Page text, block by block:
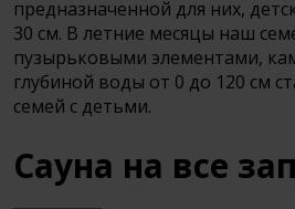
предназначенной для них,
30 см. В летние месяцы наш
пузырьковыми элементами,
глубиной воды от 0 до 120 см
семей с детьми.
Сауна на все